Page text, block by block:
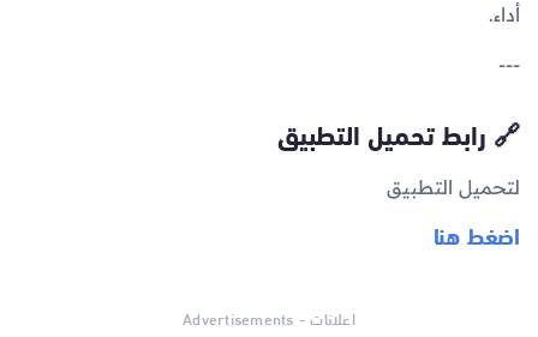
أداء.
---
🔗 رابط تحميل التطبيق
لتحميل التطبيق
اضغط هنا
اعلانات - Advertisements